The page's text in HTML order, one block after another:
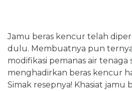
Jamu beras kencur telah
dulu. Membuatnya pun
modifikasi pemanas air
menghadirkan beras kencur
Simak resepnya! Khasiat jamu